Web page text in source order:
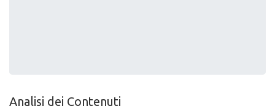
Analisi dei Contenuti